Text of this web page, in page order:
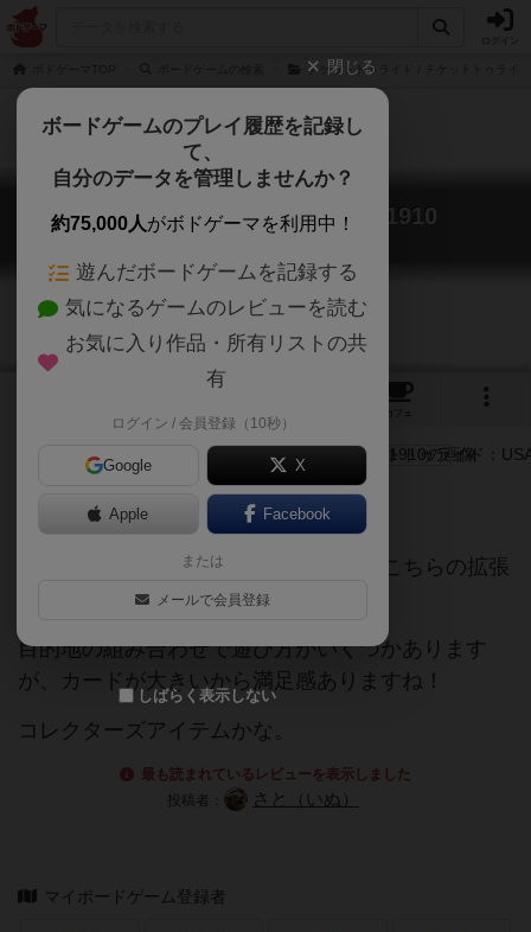
チケットトゥライド / チケットトゥライ
チケットトゥライド：USA 1910
Ticket to Ride: USA 1910
カフェ
電車・鉄道
チケライUSAのカードが小さいので、こちらの拡張
も購入。おまけに目的地も増えて満足。
目的地の組み合わせで遊び方がいくつかあります
が、カードが大きいから満足感ありますね！
コレクターズアイテムかな。
最も読まれているレビューを表示しました
投稿者：
さと（いぬ）
マイボードゲーム登録者
閉じる
ボードゲームのプレイ履歴を記録し
て、
自分のデータを管理しませんか？
約75,000人がボドゲーマを利用中！
遊んだボードゲームを記録する
気になるゲームのレビューを読む
お気に入り作品・所有リストの共
有
ログイン / 会員登録（10秒）
Google X
Apple Facebook
または
メールで会員登録
しばらく表示しない